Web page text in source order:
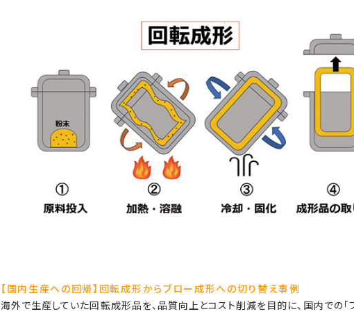
【国内生産への回帰】回転成形からブロー成形への切り替え事例
海外で生産していた回転成形品を、品質向上とコスト削減を目的に、国内での